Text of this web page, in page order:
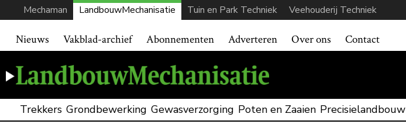
Mechaman LandbouwMechanisatie Tuin en Park Techniek Veehouderij Techniek
Nieuws Vakblad-archief Abonnementen Adverteren Over ons Contact
Trekkers Grondbewerking Gewasverzorging Poten en Zaaien Precisielandbouw